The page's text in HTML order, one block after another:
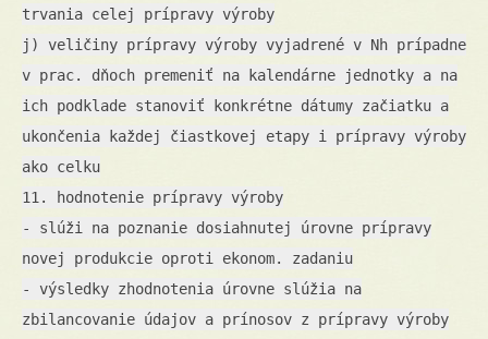
trvania celej prípravy výroby
j) veličiny prípravy výroby vyjadrené v Nh prípadne
v prac. dňoch premeniť na kalendárne jednotky a na
ich podklade stanoviť konkrétne dátumy začiatku a
ukončenia každej čiastkovej etapy i prípravy výroby
ako celku
11. hodnotenie prípravy výroby
- slúži na poznanie dosiahnutej úrovne prípravy
novej produkcie oproti ekonom. zadaniu
- výsledky zhodnotenia úrovne slúžia na
zbilancovanie údajov a prínosov z prípravy výroby